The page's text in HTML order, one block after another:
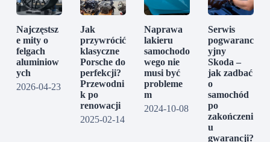
Najczęstsz
e mity o
felgach
aluminiow
ych
2026-04-23
Jak
przywrócić
klasyczne
Porsche do
perfekcji?
Przewodni
k po
renowacji
2025-02-14
Naprawa
lakieru
samochodo
wego nie
musi być
probleme
m
2024-10-08
Serwis
pogwaranc
yjny
Skoda –
jak zadbać
o
samochód
po
zakończeni
u
gwarancji?